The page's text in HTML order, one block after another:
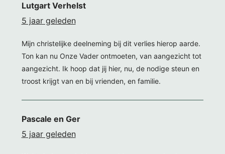
Lutgart Verhelst
5 jaar geleden
Mijn christelijke deelneming bij dit verlies hierop aarde.
Ton kan nu Onze Vader ontmoeten, van aangezicht tot
aangezicht. Ik hoop dat jij hier, nu, de nodige steun en
troost krijgt van en bij vrienden, en familie.
Pascale en Ger
5 jaar geleden